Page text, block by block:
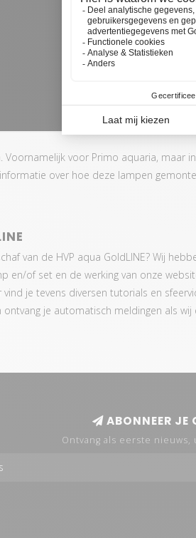
voor Primo aquaria, maar
over hoe deze lampen
van de HVP aqua GoldLINE? Wij
en/of set en de werking van onze
vind je tevens diversen tutorials en
je automatisch meldingen als wij
ABONNEER JE
Ontvang als eerste